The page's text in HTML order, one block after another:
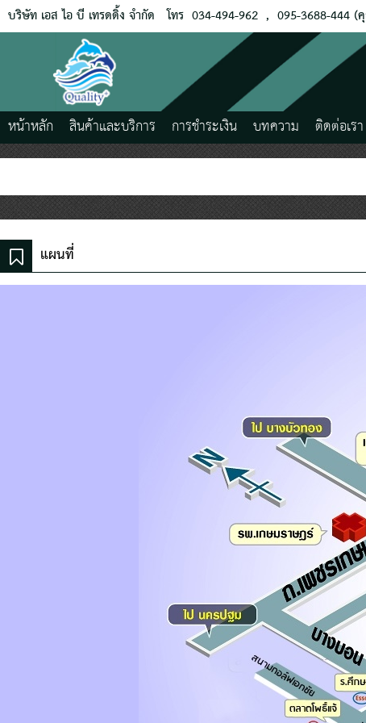
บริษัท เอส ไอ บี เทรดดิ้ง จำกัด โทร 034-494-962 , 095-3688-444 (
หน้าหลัก สินค้าและบริการ การชำระเงิน บทความ ติดต่อเรา
แผนที่